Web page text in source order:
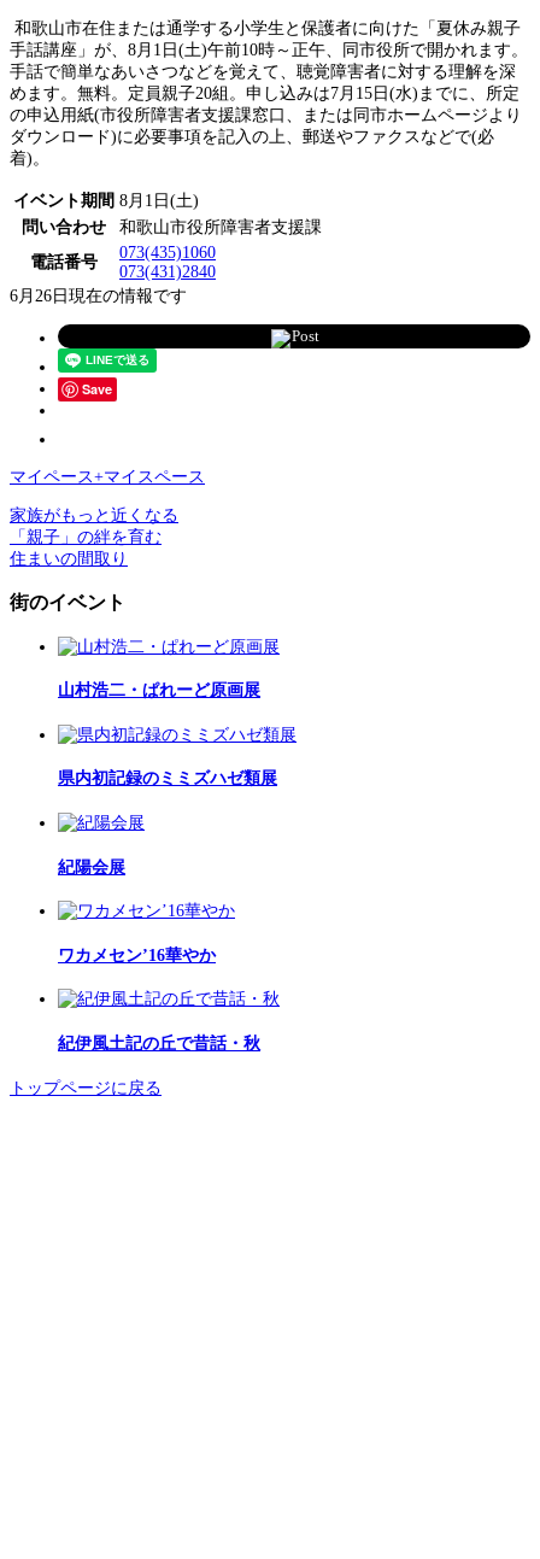
和歌山市在住または通学する小学生と保護者に向けた「夏休み親子
手話講座」が、8月1日(土)午前10時～正午、同市役所で開かれます。
手話で簡単なあいさつなどを覚えて、聴覚障害者に対する理解を深
めます。無料。定員親子20組。申し込みは7月15日(水)までに、所定
の申込用紙(市役所障害者支援課窓口、または同市ホームページより
ダウンロード)に必要事項を記入の上、郵送やファクスなどで(必
着)。
イベント期間 8月1日(土)
問い合わせ
和歌山市役所障害者支援課
電話番号
073(435)1060
073(431)2840
6月26日現在の情報です
Post
Save
マイペース+マイスペース
家族がもっと近くなる
「親子」の絆を育む
住まいの間取り
街のイベント
山村浩二・ぱれーど原画展
県内初記録のミミズハゼ類展
紀陽会展
ワカメセン’16華やか
紀伊風土記の丘で昔話・秋
トップページに戻る